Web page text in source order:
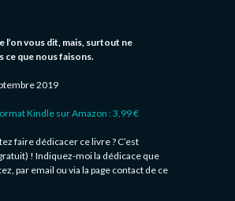
l’on vous dit, mais, surtout ne
ce que nous faisons.
2019
Kindle sur Amazon : 3,99 €
faire dédicacer ce livre ? C’est
! Indiquez-moi la dédicace que
par email ou via la page contact de ce